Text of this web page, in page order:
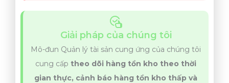
Giải pháp của chúng tôi
Mô-đun Quản lý tài sản cung ứng của chúng tôi
cung cấp theo dõi hàng tồn kho theo thời
gian thực, cảnh báo hàng tồn kho thấp và